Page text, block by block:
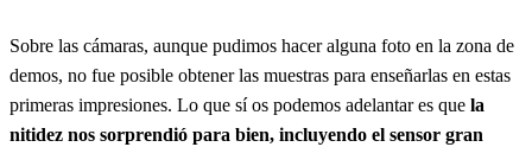
Sobre las cámaras, aunque pudimos hacer alguna foto en la zona de
demos, no fue posible obtener las muestras para enseñarlas en estas
primeras impresiones. Lo que sí os podemos adelantar es que la
nitidez nos sorprendió para bien, incluyendo el sensor gran